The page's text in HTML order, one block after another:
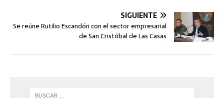
SIGUIENTE
Se reúne Rutilio Escandón con el sector empresarial
de San Cristóbal de Las Casas